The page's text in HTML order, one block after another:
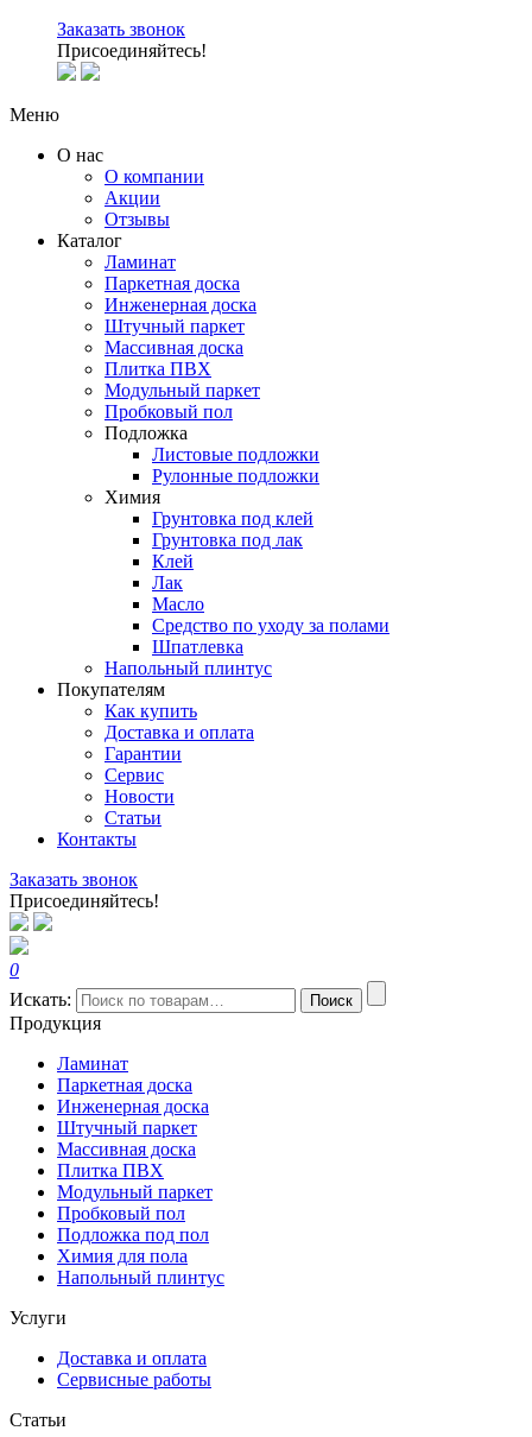
Заказать звонок
Присоединяйтесь!
Меню
О нас
О компании
Акции
Отзывы
Каталог
Ламинат
Паркетная доска
Инженерная доска
Штучный паркет
Массивная доска
Плитка ПВХ
Модульный паркет
Пробковый пол
Подложка
Листовые подложки
Рулонные подложки
Химия
Грунтовка под клей
Грунтовка под лак
Клей
Лак
Масло
Средство по уходу за полами
Шпатлевка
Напольный плинтус
Покупателям
Как купить
Доставка и оплата
Гарантии
Сервис
Новости
Статьи
Контакты
Заказать звонок
Присоединяйтесь!
0
Искать:
Поиск
Продукция
Ламинат
Паркетная доска
Инженерная доска
Штучный паркет
Массивная доска
Плитка ПВХ
Модульный паркет
Пробковый пол
Подложка под пол
Химия для пола
Напольный плинтус
Услуги
Доставка и оплата
Сервисные работы
Статьи